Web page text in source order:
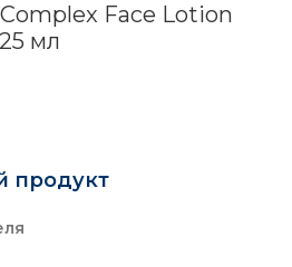
Face Lotion
мл
продукт